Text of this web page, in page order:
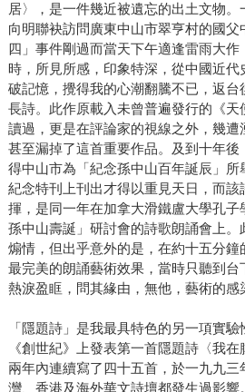
居〉，是一件幾近被遺忘的出土文物。
向明聯袂訪問廣東中山市翠亨村的國
四」事件剛過而當天下午適逢雷雨大
時，所見所感，印象特深，從中國近
破記憶，攪得我的心潮翻騰不已，返
長詩。此作原載入未曾普遍發行的《天
讀過，更是在評論家的視線之外，幾遭
甚至漏掉了這首重要作品。及到十年
得中山市為「紀念孫中山百年誕辰」所
紀念特刊上刊出才得以重見天日，而該
揮，是同一年在加拿大滑鐵盧大學孔
孫中山壽誕」研討會的詩歌朗誦會上。
煽情，但出乎意外的是，在約十五分鐘
最完美的朗誦藝術效果，當時只聽到
熱淚盈眶，問其緣由，無他，藝術的感
「隱題詩」是我最具特色的另一項實
《創世紀》上發表第一首隱題詩〈我在
兩年內連續寫了四十五首，於一九九三
灣、香港及海外華文詩壇都發生過影